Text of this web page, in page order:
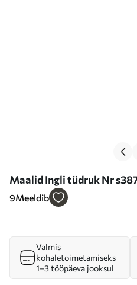
Maalid Ingli tüdruk Nr
9Meeldib
Valmis
kohaletoimetamiseks
1–3 tööpäeva jooksul